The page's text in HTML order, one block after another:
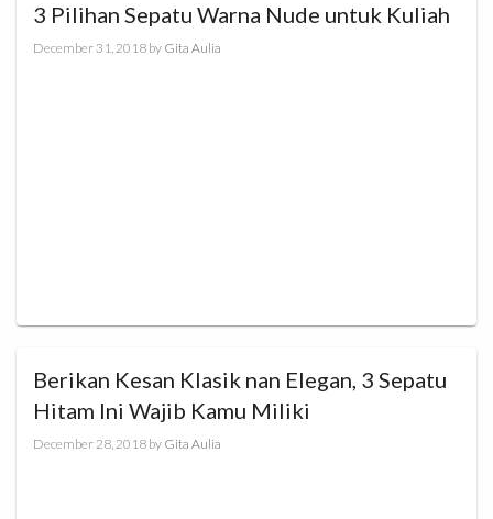
3 Pilihan Sepatu Warna Nude untuk Kuliah
December 31, 2018 by Gita Aulia
Berikan Kesan Klasik nan Elegan, 3 Sepatu
Hitam Ini Wajib Kamu Miliki
December 28, 2018 by Gita Aulia